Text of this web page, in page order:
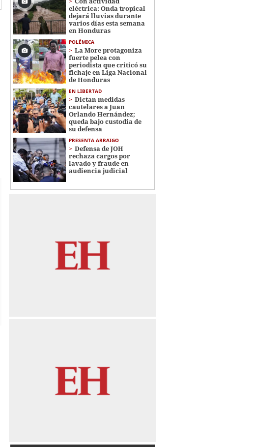
eléctrica: Onda tropical
dejará lluvias durante
varios días esta semana
en Honduras
POLÉMICA
La More protagoniza
fuerte pelea con
periodista que criticó su
fichaje en Liga Nacional
de Honduras
EN LIBERTAD
Dictan medidas
cautelares a Juan
Orlando Hernández;
queda bajo custodia de
su defensa
PRESENTA ARRAIGO
Defensa de JOH
rechaza cargos por
lavado y fraude en
audiencia judicial